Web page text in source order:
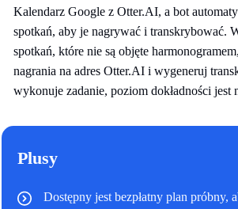
Kalendarz Google z Otter.AI, a bot
spotkań, aby je nagrywać i transkrybować.
spotkań, które nie są objęte
nagrania na adres Otter.AI i wygeneruj
wykonuje zadanie, poziom dokładności jest
Plusy
Dostępny jest bezpłatny plan próbny,